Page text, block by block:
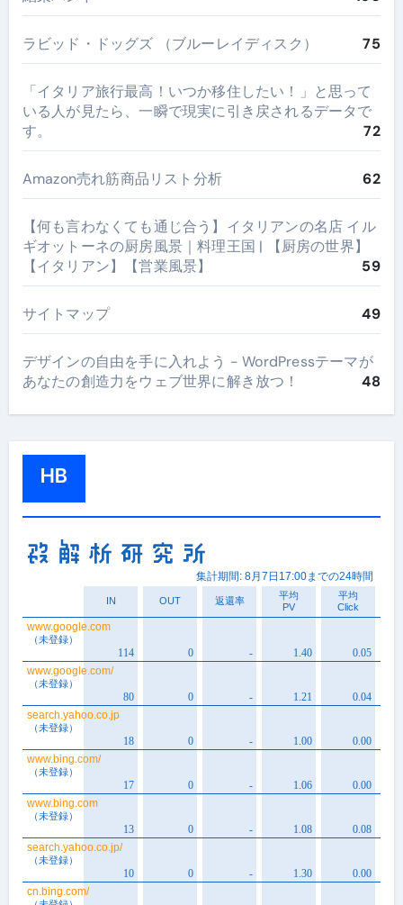
ラビッド・ドッグズ （ブルーレイディスク） 75
​「イタリア旅行最高！いつか移住したい！」と思って
いる人が見たら、一瞬で現実に引き戻されるデータで
す。
72
Amazon売れ筋商品リスト分析 62
【何も言わなくても通じ合う】イタリアンの名店 イル
ギオットーネの厨房風景｜料理王国 | 【厨房の世界】
【イタリアン】【営業風景】
59
サイトマップ 49
デザインの自由を手に入れよう - WordPressテーマが
あなたの創造力をウェブ世界に解き放つ！
48
HB